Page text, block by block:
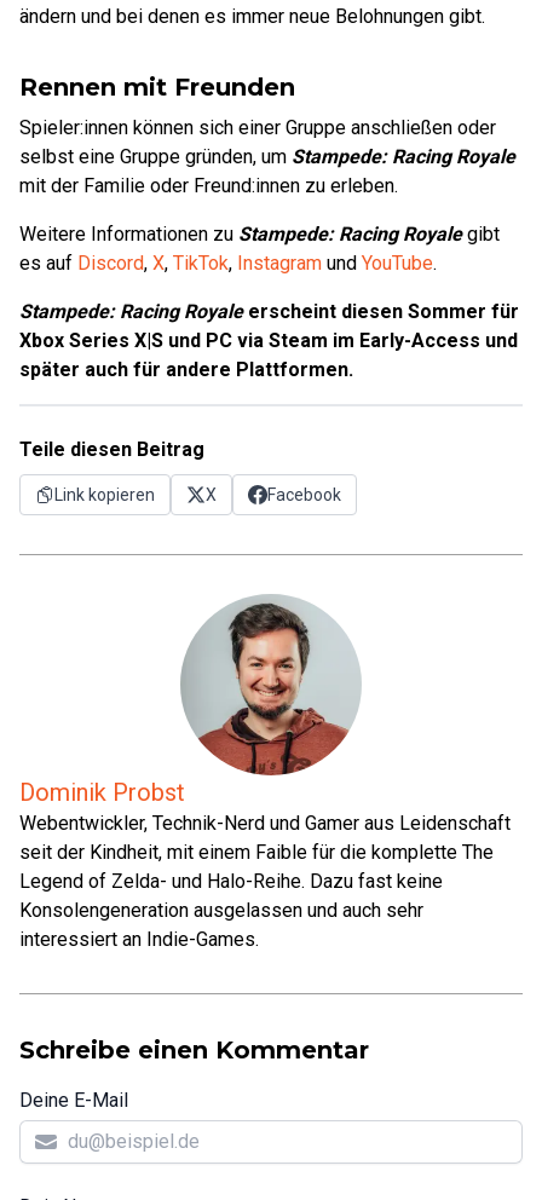
ändern und bei denen es immer neue Belohnungen gibt.
Rennen mit Freunden
Spieler:innen können sich einer Gruppe anschließen oder
selbst eine Gruppe gründen, um Stampede: Racing Royale
mit der Familie oder Freund:innen zu erleben.
Weitere Informationen zu Stampede: Racing Royalegibt
es auf Discord, X, TikTok, Instagram und YouTube.
Stampede: Racing Royaleerscheint diesen Sommer für
Xbox Series X|S und PC via Steam im Early-Access und
später auch für andere Plattformen.
Teile diesen Beitrag
Link kopieren X Facebook
Dominik Probst
Webentwickler, Technik-Nerd und Gamer aus Leidenschaft
seit der Kindheit, mit einem Faible für die komplette The
Legend of Zelda- und Halo-Reihe. Dazu fast keine
Konsolengeneration ausgelassen und auch sehr
interessiert an Indie-Games.
Schreibe einen Kommentar
Deine E-Mail